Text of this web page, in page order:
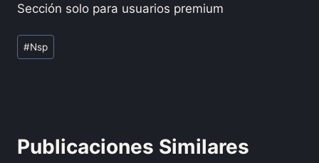
Sección solo para usuarios premium
#Nsp
Publicaciones Similares